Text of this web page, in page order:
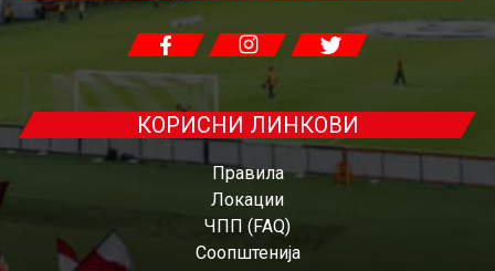
КОРИСНИ ЛИНКОВИ
Правила
Локации
ЧПП (FAQ)
Соопштенија